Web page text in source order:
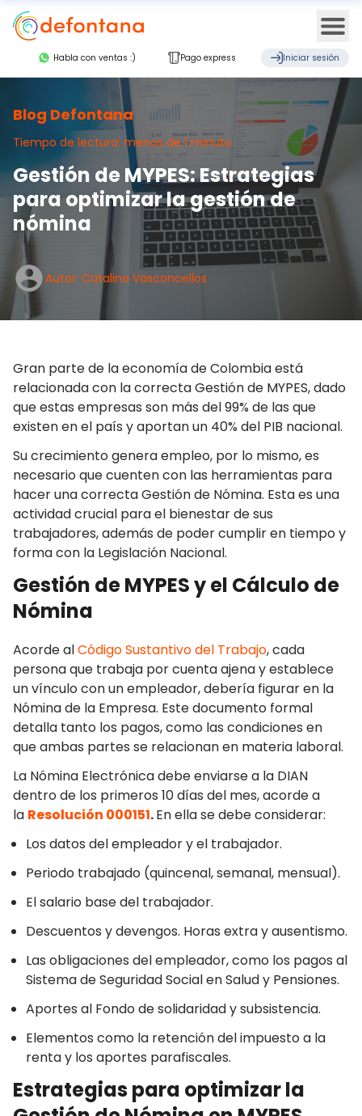
Habla con ventas :) Pago express Iniciar sesión
Blog Defontana
Tiempo de lectura: menos de 1 minuto
Gestión de MYPES: Estrategias
para optimizar la gestión de
nómina
Autor: Catalina Vasconcellos
Gran parte de la economía de Colombia está
relacionada con la correctaGestión de MYPES, dado
que estas empresas son más del 99% de las que
existen en el país y aportan un 40% del PIB nacional.
Su crecimiento genera empleo, por lo mismo, es
necesario que cuenten con las herramientas para
hacer una correcta Gestión de Nómina. Esta es una
actividad crucial para el bienestar de sus
trabajadores, además de poder cumplir en tiempo y
forma con la Legislación Nacional.
Gestión de MYPESy el Cálculo de
Nómina
Acorde alCódigo Sustantivo del Trabajo, cada
persona que trabaja por cuenta ajena y establece
un vínculo con un empleador, debería figurar en la
Nómina de la Empresa. Este documento formal
detalla tanto los pagos, como las condiciones en
que ambas partes se relacionan en materia laboral.
La Nómina Electrónica debe enviarse a la DIAN
dentro de los primeros 10 días del mes, acorde a
la Resolución 000151.En ella se debe considerar:
Los datos del empleador y el trabajador.
Periodo trabajado (quincenal, semanal, mensual).
El salario base del trabajador.
Descuentos y devengos. Horas extra y ausentismo.
Las obligaciones del empleador, como los pagos al
Sistema de Seguridad Social en Salud y Pensiones.
Aportes al Fondo de solidaridad y subsistencia.
Elementos como la retención del impuesto a la
renta y los aportes parafiscales.
Estrategias para optimizar la